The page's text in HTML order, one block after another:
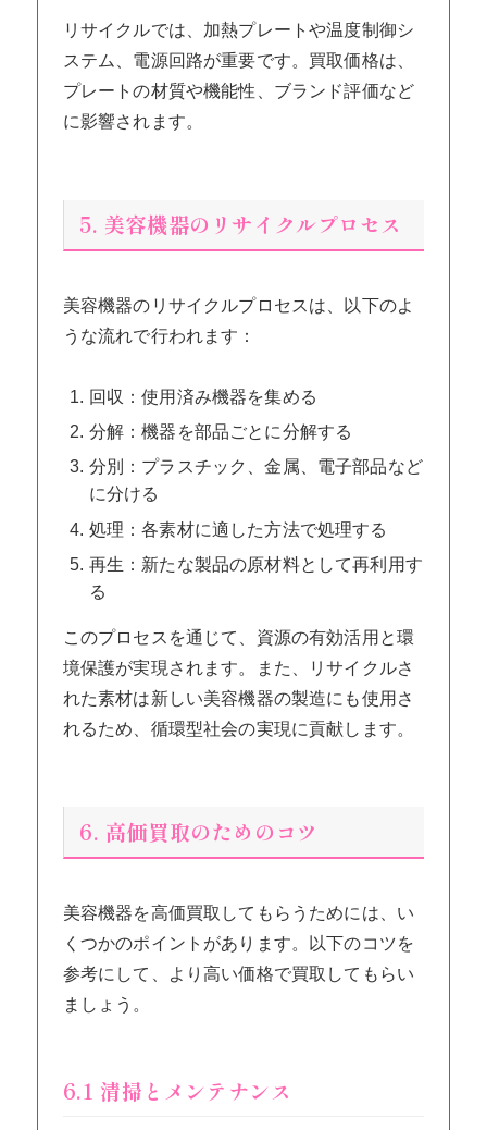
リサイクルでは、加熱プレートや温度制御シ
ステム、電源回路が重要です。買取価格は、
プレートの材質や機能性、ブランド評価など
に影響されます。
5. 美容機器のリサイクルプロセス
美容機器のリサイクルプロセスは、以下のよ
うな流れで行われます：
回収：使用済み機器を集める
分解：機器を部品ごとに分解する
分別：プラスチック、金属、電子部品など
に分ける
処理：各素材に適した方法で処理する
再生：新たな製品の原材料として再利用す
る
このプロセスを通じて、資源の有効活用と環
境保護が実現されます。また、リサイクルさ
れた素材は新しい美容機器の製造にも使用さ
れるため、循環型社会の実現に貢献します。
6. 高価買取のためのコツ
美容機器を高価買取してもらうためには、い
くつかのポイントがあります。以下のコツを
参考にして、より高い価格で買取してもらい
ましょう。
6.1 清掃とメンテナンス